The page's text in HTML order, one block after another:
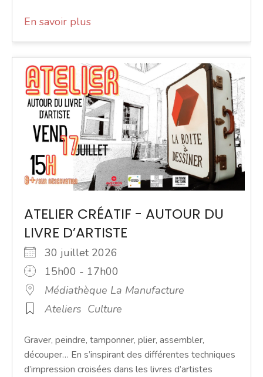
En savoir plus
ATELIER CRÉATIF - AUTOUR DU
LIVRE D’ARTISTE
30 juillet 2026
15h00 - 17h00
Médiathèque La Manufacture
Ateliers Culture
Graver, peindre, tamponner, plier, assembler,
découper… En s’inspirant des différentes techniques
d’impression croisées dans les livres d’artistes